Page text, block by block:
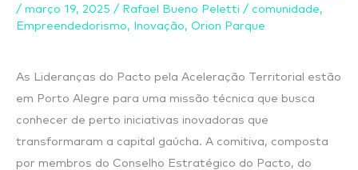
/ março 19, 2025 / Rafael Bueno Peletti / comunidade,
Empreendedorismo, Inovação, Orion Parque
As Lideranças do Pacto pela Aceleração Territorial estão
em Porto Alegre para uma missão técnica que busca
conhecer de perto iniciativas inovadoras que
transformaram a capital gaúcha. A comitiva, composta
por membros do Conselho Estratégico do Pacto, do
em
missão
em
Porto
Alegre